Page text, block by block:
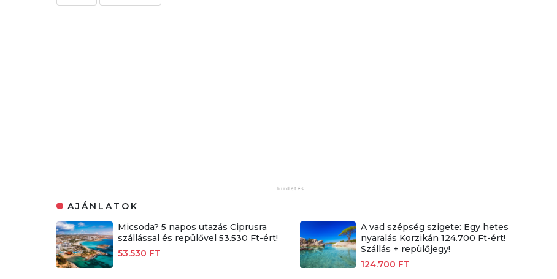
AJÁNLATOK
Micsoda? 5 napos utazás Ciprusra
szállással és repülővel 53.530 Ft-ért!
53.530 FT
A vad szépség szigete: Egy hetes
nyaralás Korzikán 124.700 Ft-ért!
Szállás + repülőjegy!
124.700 FT